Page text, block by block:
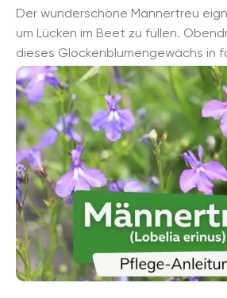
Der wunderschöne Männertreu
um Lücken im Beet zu füllen.
dieses Glockenblumengewächs in
Blüten. Unermüdlich öffnen ...